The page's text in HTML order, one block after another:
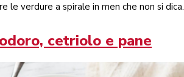
verdure a spirale in men che non si dica.
cetriolo e pane